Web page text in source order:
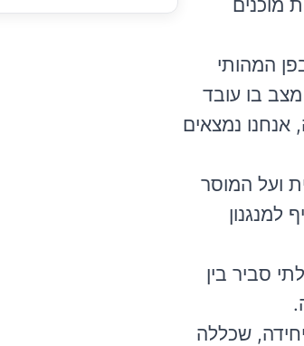
מוכנים
המהותי
מצב בו עובד
נמצאים
ועל המוסר
למנגנון
סביר בין
שכללה